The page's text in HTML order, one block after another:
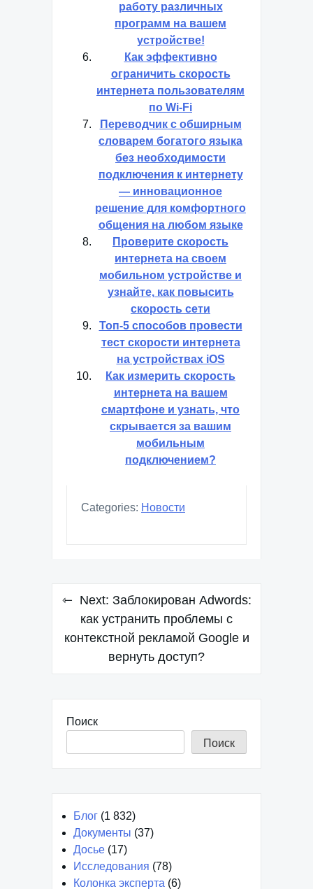
работу различных
программ на вашем
устройстве!
Как эффективно
ограничить скорость
интернета пользователям
по Wi-Fi
Переводчик с обширным
словарем богатого языка
без необходимости
подключения к интернету
— инновационное
решение для комфортного
общения на любом языке
Проверите скорость
интернета на своем
мобильном устройстве и
узнайте, как повысить
скорость сети
Топ-5 способов провести
тест скорости интернета
на устройствах iOS
Как измерить скорость
интернета на вашем
смартфоне и узнать, что
скрывается за вашим
мобильным
подключением?
Categories: Новости
Навигация
записям
Next: Заблокирован Adwords:
как устранить проблемы с
контекстной рекламой Google и
вернуть доступ?
Поиск
Поиск
Блог (1 832)
Документы (37)
Досье (17)
Исследования (78)
Колонка эксперта (6)